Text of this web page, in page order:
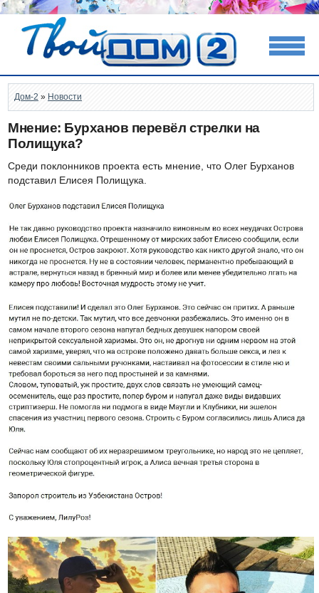
Дом-2 » Новости
Мнение: Бурханов перевёл стрелки на
Полищука?
Среди поклонников проекта есть мнение, что Олег Бурханов
подставил Елисея Полищука.